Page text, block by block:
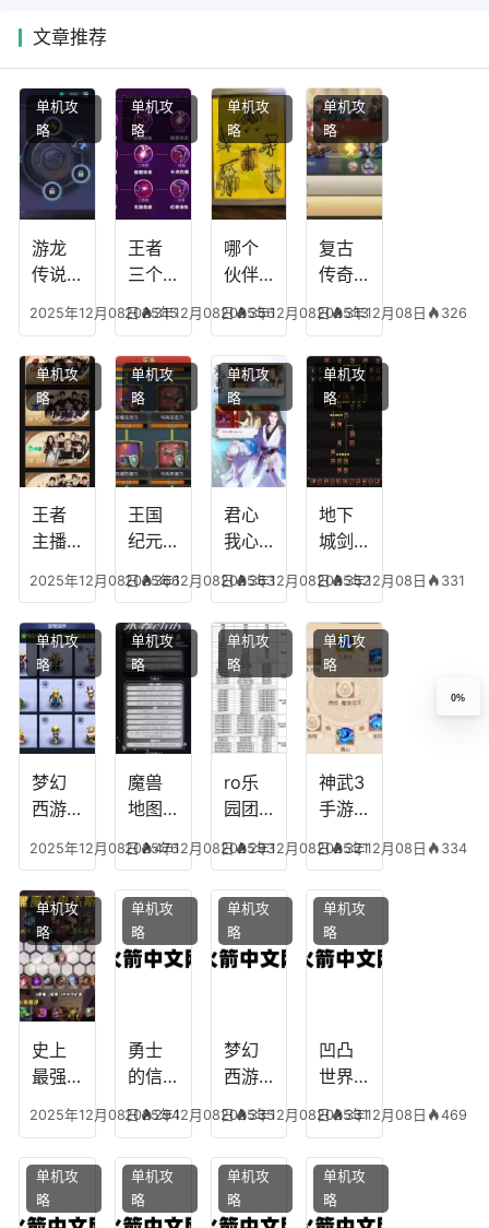
文章推荐
游龙
传说
能，
游龙
传说
多少
级能
挖矿
2025年12月08日 315
单机攻
略
王者
三个
加
点，
王者
技能
可以
放三
个是
什么
模式
2025年12月08日 356
单机攻
略
哪个
伙伴
心符
技
能，
失心
符命
中后
附加
五雷
2025年12月08日 313
单机攻
略
复古
传奇
平民
搭配
阵
容，
复古
传奇
英雄
版哪
个组
合平
2025年12月08日 326
单机攻
略
王者
主播
搭
配，
王者
最强
的主
播
2025年12月08日 366
单机攻
略
王国
纪元
搭
配，
王国
纪元
最强
2025年12月08日 363
单机攻
略
君心
我心
宫攻
略，
君心
我心
剧情
文本
2025年12月08日 352
单机攻
略
地下
城剑
能加
点
图，
地下
城剑
神用
什么
装备
2025年12月08日 331
单机攻
略
梦幻
西游
下
凡，
梦幻
十二
生肖
2025年12月08日 476
单机攻
略
魔兽
地图
任务
攻
略，
魔兽
世界
2025年12月08日 293
单机攻
略
ro乐
园团
附
魔，
乐园
团装
备任
2025年12月08日 321
单机攻
略
神武3
手游
辅助
技能
加
点，
神武
龙宫
怎么
2025年12月08日 334
单机攻
略
史上
最强
容搭
配，
最强
2025年12月08日 294
单机攻
略
勇士
的信
物技
能，
勇士
的信
2025年12月08日 335
单机攻
略
梦幻
西游
炼丹
炉攻
略，
梦幻
2025年12月08日 331
单机攻
略
凹凸
世界
全部
阵容
搭
配，
2025年12月08日 469
单机攻
略
单机攻
略
单机攻
略
单机攻
略
单机攻
略
0%